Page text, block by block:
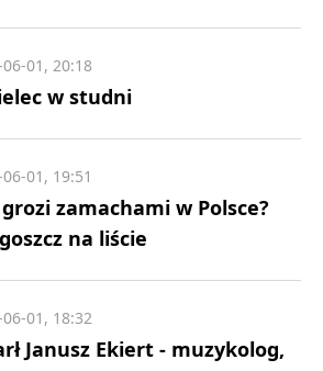
w studni
01, 20:18
zamachami w Polsce?
na liście
01, 19:51
Janusz Ekiert - muzykolog,
01, 18:32